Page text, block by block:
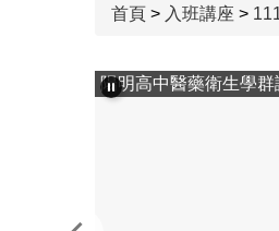
首頁 > 入班講座 >
陽明高中醫藥衛生學